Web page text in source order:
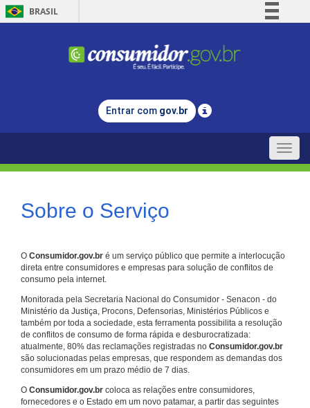
BRASIL
Comunica BR
Legislação
Entrar com gov.br
Toggle
Sobre o Serviço
O Consumidor.gov.br é um serviço público que permite a interlocução
direta entre consumidores e empresas para solução de conflitos de
consumo pela internet.
Monitorada pela Secretaria Nacional do Consumidor - Senacon - do
Ministério da Justiça, Procons, Defensorias, Ministérios Públicos e
também por toda a sociedade, esta ferramenta possibilita a resolução
de conflitos de consumo de forma rápida e desburocratizada:
atualmente, 80% das reclamações registradas no Consumidor.gov.br
são solucionadas pelas empresas, que respondem as demandas dos
consumidores em um prazo médio de 7 dias.
O Consumidor.gov.br coloca as relações entre consumidores,
fornecedores e o Estado em um novo patamar, a partir das seguintes